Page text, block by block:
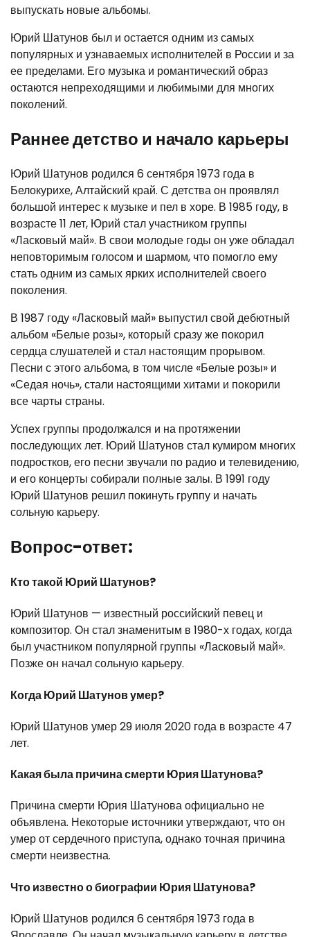
выпускать новые альбомы.
Юрий Шатунов был и остается одним из самых
популярных и узнаваемых исполнителей в России и за
ее пределами. Его музыка и романтический образ
остаются непреходящими и любимыми для многих
поколений.
Раннее детство и начало карьеры
Юрий Шатунов родился 6 сентября 1973 года в
Белокурихе, Алтайский край. С детства он проявлял
большой интерес к музыке и пел в хоре. В 1985 году, в
возрасте 11 лет, Юрий стал участником группы
«Ласковый май». В свои молодые годы он уже обладал
неповторимым голосом и шармом, что помогло ему
стать одним из самых ярких исполнителей своего
поколения.
В 1987 году «Ласковый май» выпустил свой дебютный
альбом «Белые розы», который сразу же покорил
сердца слушателей и стал настоящим прорывом.
Песни с этого альбома, в том числе «Белые розы» и
«Седая ночь», стали настоящими хитами и покорили
все чарты страны.
Успех группы продолжался и на протяжении
последующих лет. Юрий Шатунов стал кумиром многих
подростков, его песни звучали по радио и телевидению,
и его концерты собирали полные залы. В 1991 году
Юрий Шатунов решил покинуть группу и начать
сольную карьеру.
Вопрос-ответ:
Кто такой Юрий Шатунов?
Юрий Шатунов — известный российский певец и
композитор. Он стал знаменитым в 1980-х годах, когда
был участником популярной группы «Ласковый май».
Позже он начал сольную карьеру.
Когда Юрий Шатунов умер?
Юрий Шатунов умер 29 июля 2020 года в возрасте 47
лет.
Какая была причина смерти Юрия Шатунова?
Причина смерти Юрия Шатунова официально не
объявлена. Некоторые источники утверждают, что он
умер от сердечного приступа, однако точная причина
смерти неизвестна.
Что известно о биографии Юрия Шатунова?
Юрий Шатунов родился 6 сентября 1973 года в